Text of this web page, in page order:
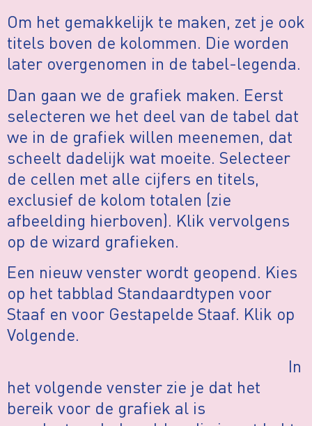
Om het gemakkelijk te maken, zet je ook
titels boven de kolommen. Die worden
later overgenomen in de tabel-legenda.
Dan gaan we de grafiek maken. Eerst
selecteren we het deel van de tabel dat
we in de grafiek willen meenemen, dat
scheelt dadelijk wat moeite. Selecteer
de cellen met alle cijfers en titels,
exclusief de kolom totalen (zie
afbeelding hierboven). Klik vervolgens
op de wizard grafieken.
Een nieuw venster wordt geopend. Kies
op het tabblad Standaardtypen voor
Staaf en voor Gestapelde Staaf. Klik op
Volgende.
In
het volgende venster zie je dat het
bereik voor de grafiek al is